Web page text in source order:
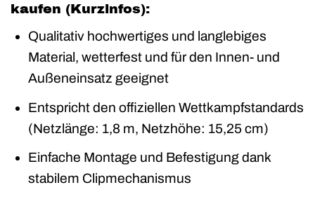
kaufen (Kurzinfos):
Qualitativ hochwertiges und langlebiges
Material, wetterfest und für den Innen- und
Außeneinsatz geeignet
Entspricht den offiziellen Wettkampfstandards
(Netzlänge: 1,8 m, Netzhöhe: 15,25 cm)
Einfache Montage und Befestigung dank
stabilem Clipmechanismus